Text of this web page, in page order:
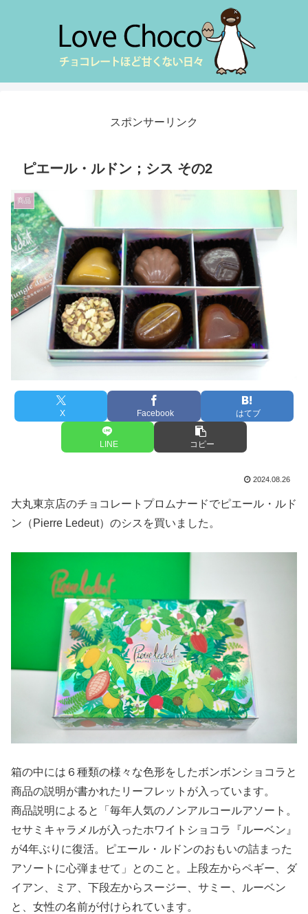
スポンサーリンク
ピエール・ルドン；シス その2
商品
X Facebook はてブ
LINE コピー
2024.08.26
大丸東京店のチョコレートプロムナードでピエール・ルド
ン（Pierre Ledeut）のシスを買いました。
箱の中には６種類の様々な色形をしたボンボンショコラと
商品の説明が書かれたリーフレットが入っています。
商品説明によると「毎年人気のノンアルコールアソート。
セサミキャラメルが入ったホワイトショコラ『ルーベン』
が4年ぶりに復活。ピエール・ルドンのおもいの詰まった
アソートに心弾ませて」とのこと。上段左からペギー、ダ
イアン、ミア、下段左からスージー、サミー、ルーベン
と、女性の名前が付けられています。